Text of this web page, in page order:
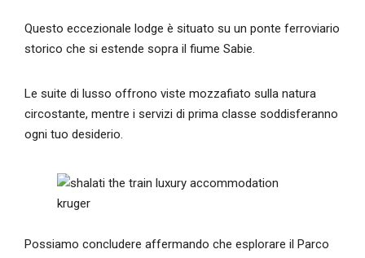
Questo eccezionale lodge è situato su un ponte ferroviario
storico che si estende sopra il fiume Sabie.
Le suite di lusso offrono viste mozzafiato sulla natura
circostante, mentre i servizi di prima classe soddisferanno
ogni tuo desiderio.
Possiamo concludere affermando che esplorare il Parco